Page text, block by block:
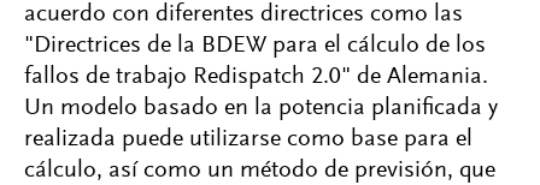
acuerdo con diferentes directrices como las
"Directrices de la BDEW para el cálculo de los
fallos de trabajo Redispatch 2.0" de Alemania.
Un modelo basado en la potencia planificada y
realizada puede utilizarse como base para el
cálculo, así como un método de previsión, que